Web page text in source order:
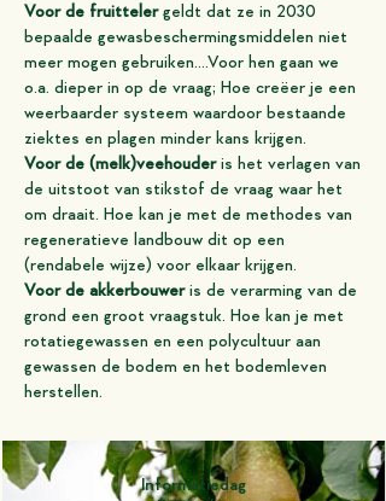
Voor de fruitteler geldt dat ze in 2030
bepaalde gewasbeschermingsmiddelen niet
meer mogen gebruiken….Voor hen gaan we
o.a. dieper in op de vraag; Hoe creëer je een
weerbaarder systeem waardoor bestaande
ziektes en plagen minder kans krijgen.
Voor de (melk)veehouderis het verlagen van
de uitstoot van stikstof de vraag waar het
om draait. Hoe kan je met de methodes van
regeneratieve landbouw dit op een
(rendabele wijze) voor elkaar krijgen.
Voor de akkerbouweris de verarming van de
grond een groot vraagstuk. Hoe kan je met
rotatiegewassen en een polycultuur aan
gewassen de bodem en het bodemleven
herstellen.
Informatiedag